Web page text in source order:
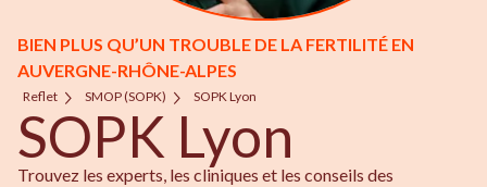
BIEN PLUS QU’UN TROUBLE DE LA FERTILITÉ EN
AUVERGNE-RHÔNE-ALPES
Reflet SMOP (SOPK) SOPK Lyon
SOPK Lyon
Trouvez les experts, les cliniques et les conseils des